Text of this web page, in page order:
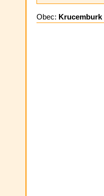
Obec: Krucemburk